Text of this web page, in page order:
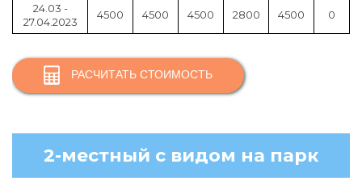
24.03 -
27.04.2023
4500 4500 4500 2800 4500 0
РАСЧИТАТЬ СТОИМОСТЬ
2-местный с видом на парк